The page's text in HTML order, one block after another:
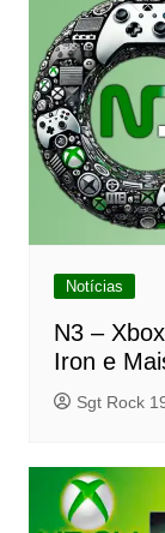
Notícias
N3 –
Iron e
Sgt Rock